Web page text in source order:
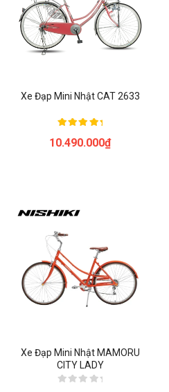
Xe Đạp Mini Nhật CAT 2633
hạng
10.490.000₫
Xe Đạp Mini Nhật MAMORU
CITY LADY